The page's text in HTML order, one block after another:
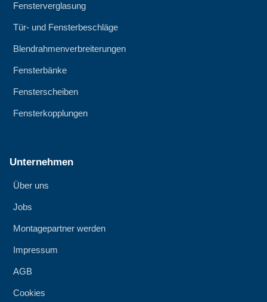
Fensterverglasung
Tür- und Fensterbeschläge
Blendrahmenverbreiterungen
Fensterbänke
Fensterscheiben
Fensterkopplungen
Unternehmen
Über uns
Jobs
Montagepartner werden
Impressum
AGB
Cookies